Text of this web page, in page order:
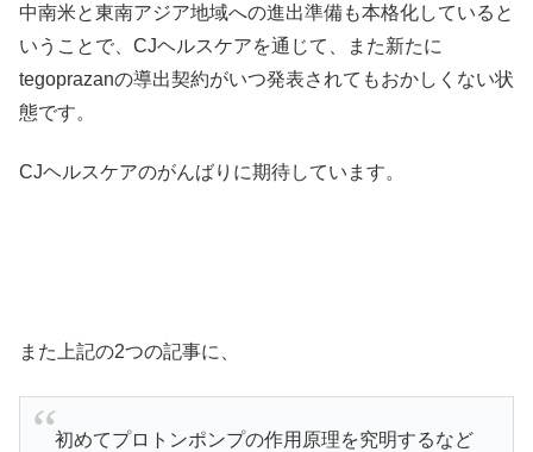
中南米と東南アジア地域への進出準備も本格化していると
いうことで、CJヘルスケアを通じて、また新たに
tegoprazanの導出契約がいつ発表されてもおかしくない状
態です。
CJヘルスケアのがんばりに期待しています。
また上記の2つの記事に、
初めてプロトンポンプの作用原理を究明するなど